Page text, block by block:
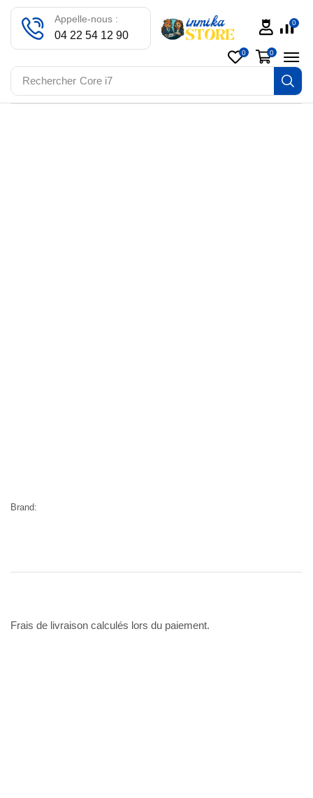
Rechercher Core i7
Appelle-nous :
04 22 54 12 90
0
0 0
Brand:
Frais de livraison calculés lors du paiement.